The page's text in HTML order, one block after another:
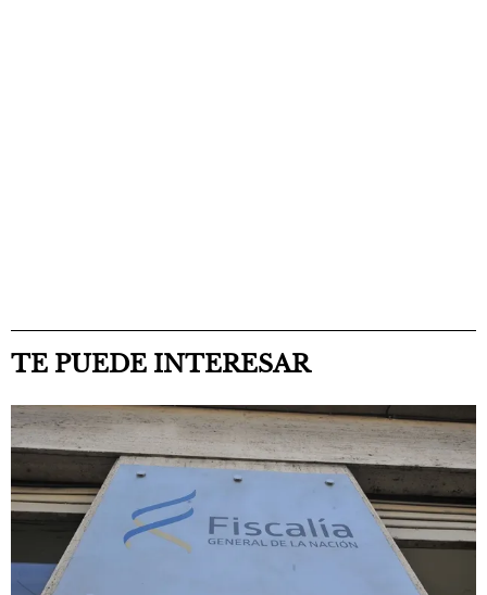
TE PUEDE INTERESAR